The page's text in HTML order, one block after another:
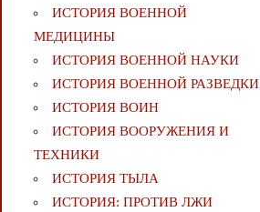
ИСТОРИЯ ВОЕННОЙ
МЕДИЦИНЫ
ИСТОРИЯ ВОЕННОЙ НАУКИ
ИСТОРИЯ ВОЕННОЙ РАЗВЕДКИ
ИСТОРИЯ ВОИН
ИСТОРИЯ ВООРУЖЕНИЯ И
ТЕХНИКИ
ИСТОРИЯ ТЫЛА
ИСТОРИЯ: ПРОТИВ ЛЖИ